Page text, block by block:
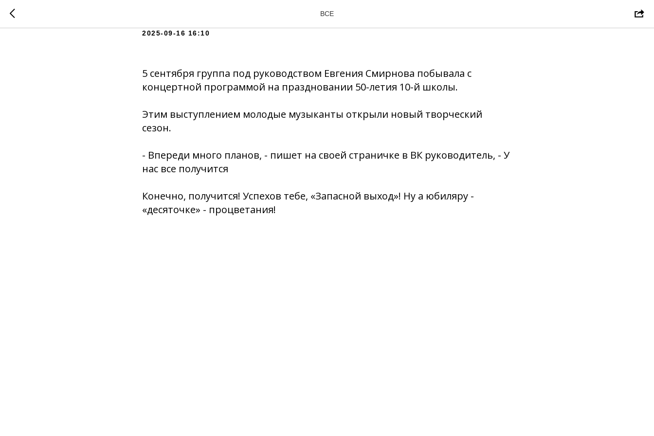
ВСЕ
«Запасной выход» - в «десяточке»!
2025-09-16 16:10
5 сентября группа под руководством Евгения Смирнова побывала с
концертной программой на праздновании 50-летия 10-й школы.
Этим выступлением молодые музыканты открыли новый творческий
сезон.
- Впереди много планов, - пишет на своей страничке в ВК руководитель, - У
нас все получится
Конечно, получится! Успехов тебе, «Запасной выход»! Ну а юбиляру -
«десяточке» - процветания!